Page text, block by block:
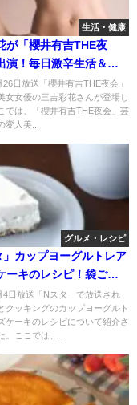
生活・健康
が「櫻井有吉THE夜
演！毎日激辛生活＆汗
26日放送「櫻井有吉THE夜会」
女女優の三吉彩花さんが登場し
では、「櫻井有吉THE夜会」芸
変人美...
グルメ・レシピ
」カップヨーグルトレア
ーキのレシピ！袋ごと
グ！
4日放送「Nスタ」で放送され
クッキングのカップヨーグルト
ケーキのレシピについて紹介さ
。ここでは、...